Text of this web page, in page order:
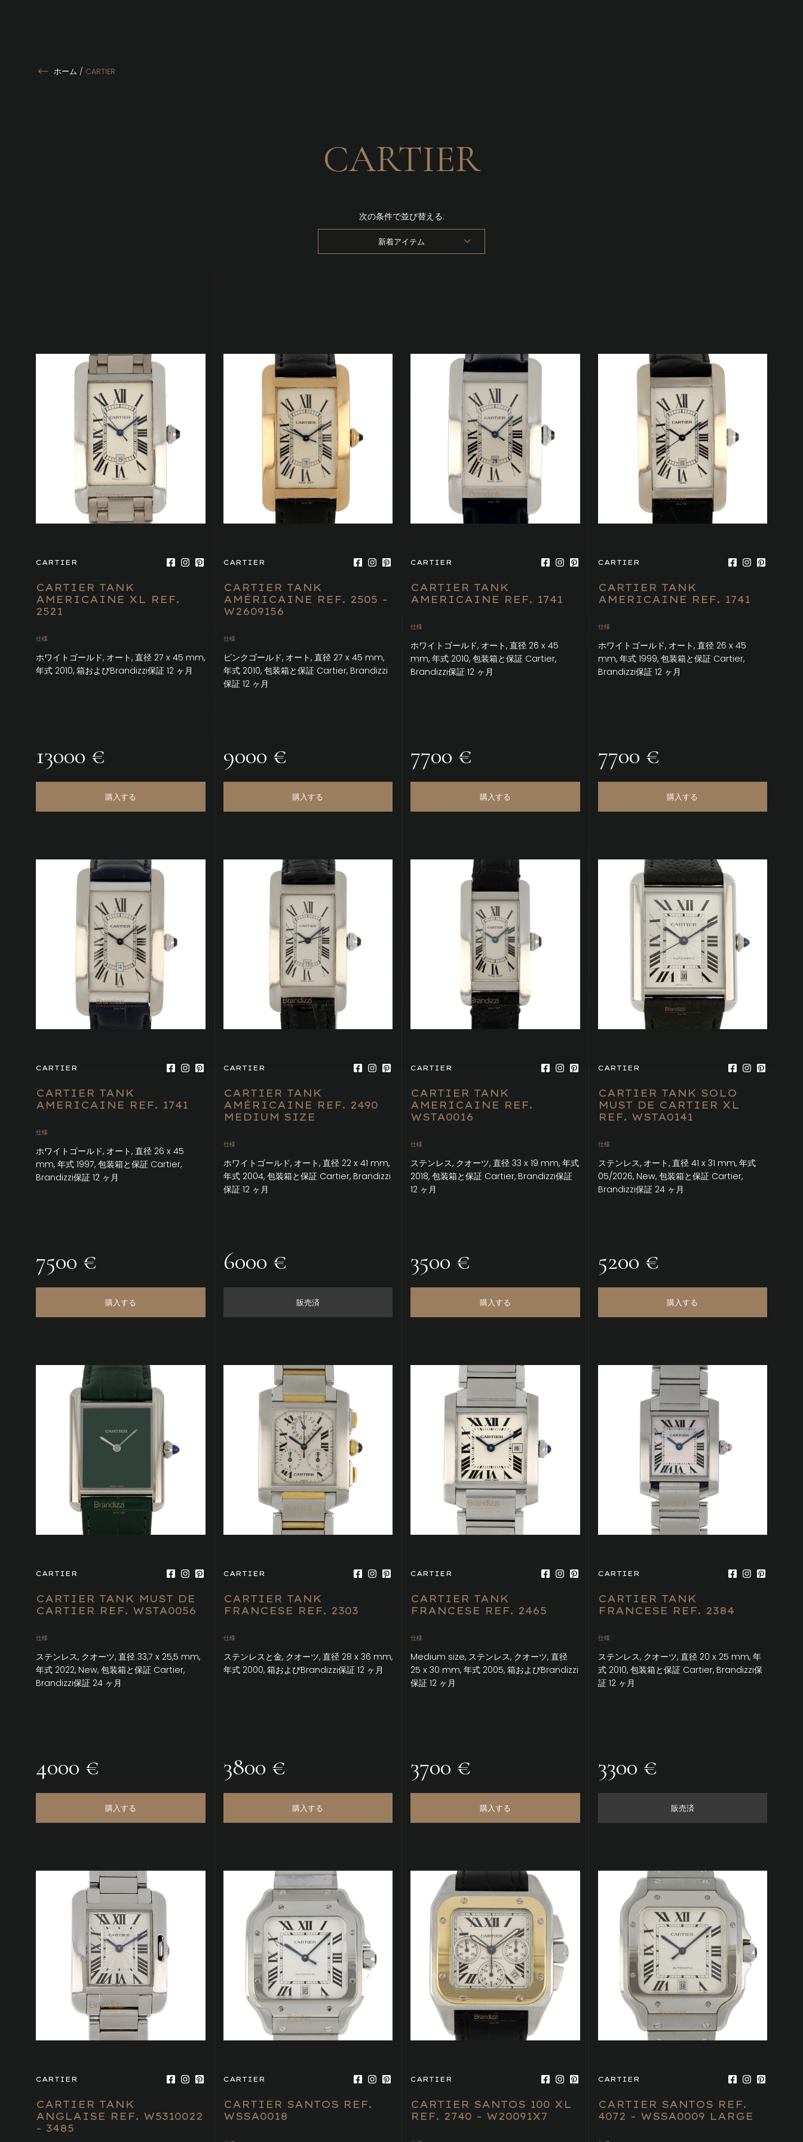
ホーム / CARTIER
CARTIER
次の条件で並び替える:
新着アイテム
CARTIER
CARTIER TANK
AMERICAINE XL REF.
2521
仕様
ホワイトゴールド, オート, 直径 27 x 45 mm,
年式 2010, 箱およびBrandizzi保証 12 ヶ月
13000 €
購入する
CARTIER
CARTIER TANK
AMÉRICAINE REF. 2505 -
W2609156
仕様
ピンクゴールド, オート, 直径 27 x 45 mm,
年式 2010, 包装箱と保証 Cartier, Brandizzi
保証 12 ヶ月
9000 €
購入する
CARTIER
CARTIER TANK
AMERICAINE REF. 1741
仕様
ホワイトゴールド, オート, 直径 26 x 45
mm, 年式 2010, 包装箱と保証 Cartier,
Brandizzi保証 12 ヶ月
7700 €
購入する
CARTIER
CARTIER TANK
AMERICAINE REF. 1741
仕様
ホワイトゴールド, オート, 直径 26 x 45
mm, 年式 1999, 包装箱と保証 Cartier,
Brandizzi保証 12 ヶ月
7700 €
購入する
CARTIER
CARTIER TANK
AMERICAINE REF. 1741
仕様
ホワイトゴールド, オート, 直径 26 x 45
mm, 年式 1997, 包装箱と保証 Cartier,
Brandizzi保証 12 ヶ月
7500 €
購入する
CARTIER
CARTIER TANK
AMÉRICAINE REF. 2490
MEDIUM SIZE
仕様
ホワイトゴールド, オート, 直径 22 x 41 mm,
年式 2004, 包装箱と保証 Cartier, Brandizzi
保証 12 ヶ月
6000 €
販売済
CARTIER
CARTIER TANK
AMERICAINE REF.
WSTA0016
仕様
ステンレス, クオーツ, 直径 33 x 19 mm, 年式
2018, 包装箱と保証 Cartier, Brandizzi保証
12 ヶ月
3500 €
購入する
CARTIER
CARTIER TANK SOLO
MUST DE CARTIER XL
REF. WSTA0141
仕様
ステンレス, オート, 直径 41 x 31 mm, 年式
05/2026, New, 包装箱と保証 Cartier,
Brandizzi保証 24 ヶ月
5200 €
購入する
CARTIER
CARTIER TANK MUST DE
CARTIER REF. WSTA0056
仕様
ステンレス, クオーツ, 直径 33,7 x 25,5 mm,
年式 2022, New, 包装箱と保証 Cartier,
Brandizzi保証 24 ヶ月
4000 €
購入する
CARTIER
CARTIER TANK
FRANCESE REF. 2303
仕様
ステンレスと金, クオーツ, 直径 28 x 36 mm,
年式 2000, 箱およびBrandizzi保証 12 ヶ月
3800 €
購入する
CARTIER
CARTIER TANK
FRANCESE REF. 2465
仕様
Medium size, ステンレス, クオーツ, 直径
25 x 30 mm, 年式 2005, 箱およびBrandizzi
保証 12 ヶ月
3700 €
購入する
CARTIER
CARTIER TANK
FRANCESE REF. 2384
仕様
ステンレス, クオーツ, 直径 20 x 25 mm, 年
式 2010, 包装箱と保証 Cartier, Brandizzi保
証 12 ヶ月
3300 €
販売済
CARTIER
CARTIER TANK
ANGLAISE REF. W5310022
- 3485
CARTIER
CARTIER SANTOS REF.
WSSA0018
CARTIER
CARTIER SANTOS 100 XL
REF. 2740 - W20091X7
CARTIER
CARTIER SANTOS REF.
4072 - WSSA0009 LARGE